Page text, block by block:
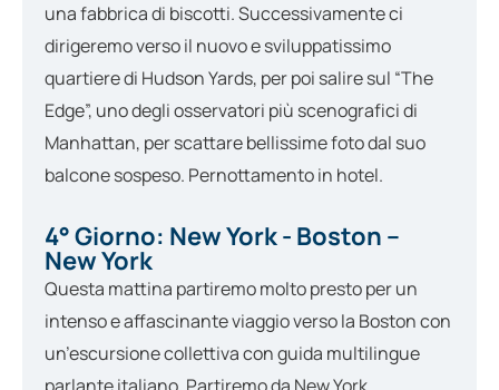
una fabbrica di biscotti. Successivamente ci
dirigeremo verso il nuovo e sviluppatissimo
quartiere di Hudson Yards, per poi salire sul “The
Edge”, uno degli osservatori più scenografici di
Manhattan, per scattare bellissime foto dal suo
balcone sospeso. Pernottamento in hotel.
4° Giorno: New York - Boston –
New York
Questa mattina partiremo molto presto per un
intenso e affascinante viaggio verso la Boston con
un’escursione collettiva con guida multilingue